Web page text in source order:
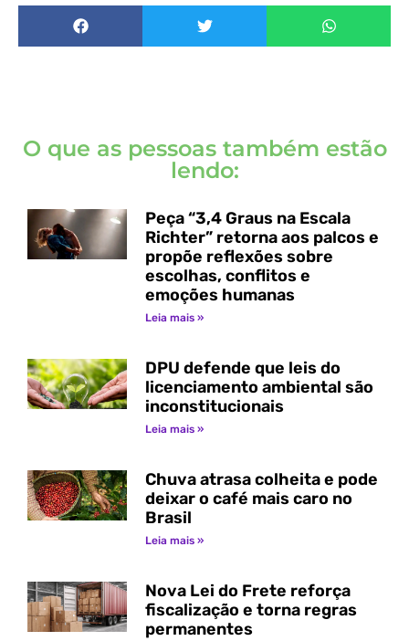
O que as pessoas também estão
lendo:
Peça “3,4 Graus na Escala
Richter” retorna aos palcos e
propõe reflexões sobre
escolhas, conflitos e
emoções humanas
Leia mais »
DPU defende que leis do
licenciamento ambiental são
inconstitucionais
Leia mais »
Chuva atrasa colheita e pode
deixar o café mais caro no
Brasil
Leia mais »
Nova Lei do Frete reforça
fiscalização e torna regras
permanentes